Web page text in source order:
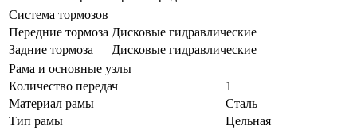
Система тормозов
Передние тормоза Дисковые гидравлические
Задние тормоза
Дисковые гидравлические
Рама и основные узлы
Количество передач
1
Материал рамы
Сталь
Тип рамы
Цельная